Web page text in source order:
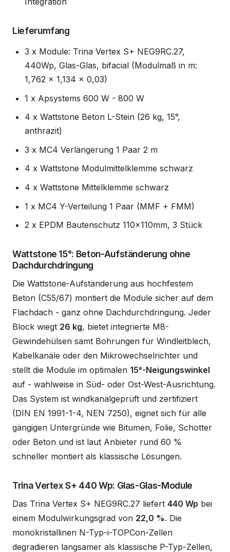
Lieferumfang
3 x Module: Trina Vertex S+ NEG9RC.27,
440Wp, Glas-Glas, bifacial (Modulmaß in m:
1,762 x 1,134 x 0,03)
1 x Apsystems 600 W - 800 W
4 x Wattstone Beton L-Stein (26 kg, 15°,
anthrazit)
3 x MC4 Verlängerung 1 Paar 2 m
4 x Wattstone Modulmittelklemme schwarz
4 x Wattstone Mittelklemme schwarz
1 x MC4 Y-Verteilung 1 Paar (MMF + FMM)
2 x EPDM Bautenschutz 110x110mm, 3 Stück
Wattstone 15°: Beton-Aufständerung ohne
Dachdurchdringung
Die Wattstone-Aufständerung aus hochfestem
Beton (C55/67) montiert die Module sicher auf dem
Flachdach - ganz ohne Dachdurchdringung. Jeder
Block wiegt 26 kg, bietet integrierte M8-
Gewindehülsen samt Bohrungen für Windleitblech,
Kabelkanäle oder den Mikrowechselrichter und
stellt die Module im optimalen 15°-Neigungswinkel
auf - wahlweise in Süd- oder Ost-West-Ausrichtung.
Das System ist windkanalgeprüft und zertifiziert
(DIN EN 1991-1-4, NEN 7250), eignet sich für alle
gängigen Untergründe wie Bitumen, Folie, Schotter
oder Beton und ist laut Anbieter rund 60 %
schneller montiert als klassische Lösungen.
Trina Vertex S+ 440 Wp: Glas-Glas-Module
Das Trina Vertex S+ NEG9RC.27 liefert 440 Wp bei
einem Modulwirkungsgrad von 22,0 %. Die
monokristallinen N-Typ-i-TOPCon-Zellen
degradieren langsamer als klassische P-Typ-Zellen,